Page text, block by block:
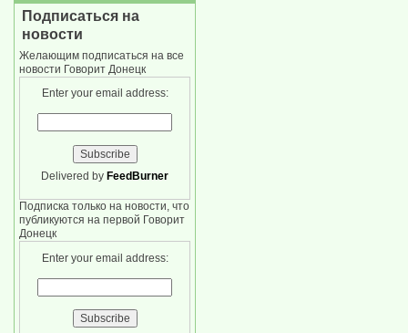
Подписаться на
новости
Желающим подписаться на все
новости Говорит Донецк
Enter your email address:
Delivered by FeedBurner
Подписка только на новости, что
публикуются на первой Говорит
Донецк
Enter your email address: